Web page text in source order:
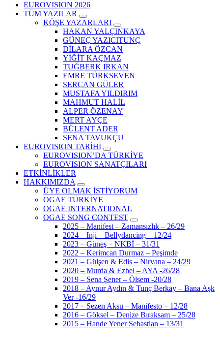
EUROVISION 2026
TÜM YAZILAR
KÖŞE YAZARLARI
HAKAN YALÇINKAYA
GÜNEÇ YAZICITUNÇ
DİLARA ÖZCAN
YİĞİT KAÇMAZ
TUĞBERK IRKAN
EMRE TÜRKSEVEN
SERCAN GÜLER
MUSTAFA YILDIRIM
MAHMUT HALİL
ALPER ÖZENAY
MERT AYÇE
BÜLENT ADER
SENA TAVUKÇU
EUROVISION TARİHİ
EUROVISION’DA TÜRKİYE
EUROVISION SANATÇILARI
ETKİNLİKLER
HAKKIMIZDA
ÜYE OLMAK İSTİYORUM
OGAE TÜRKİYE
OGAE INTERNATIONAL
OGAE SONG CONTEST
2025 – Manifest – Zamansızlık – 26/29
2024 – Inji – Bellydancing – 12/24
2023 – Güneş – NKBİ – 31/31
2022 – Kerimcan Durmaz – Peşimde
2021 – Gülşen & Edis – Nirvana – 24/29
2020 – Murda & Ezhel – AYA -26/28
2019 – Sena Şener – Ölsem -20/28
2018 – Aynur Aydın & Tunç Berkay – Bana Aşk
Ver -16/29
2017 – Sezen Aksu – Manifesto – 12/28
2016 – Göksel – Denize Bıraksam – 25/28
2015 – Hande Yener Sebastian – 13/31